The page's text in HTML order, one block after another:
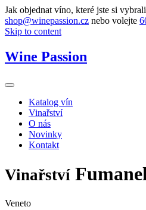
Jak objednat víno, které jste si
shop@winepassion.cz nebo volejte
Skip to content
Wine Passion
Katalog vín
Vinařství
O nás
Novinky
Kontakt
Vinařství
Veneto